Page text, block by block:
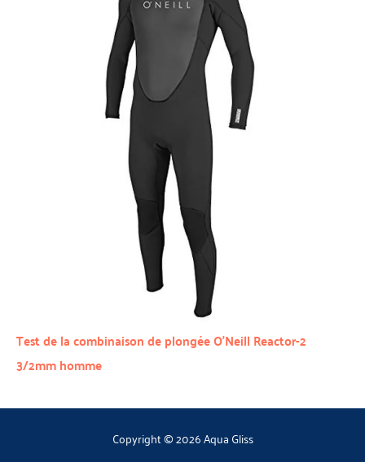
Test de la combinaison de plongée O’Neill Reactor-2
3/2mm homme
Copyright © 2026 Aqua Gliss